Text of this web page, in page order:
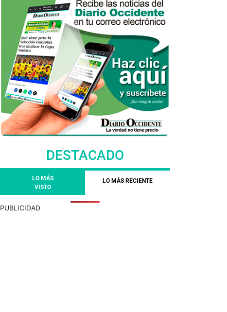
DESTACADO
LO MÁS
VISTO
LO MÁS RECIENTE
PUBLICIDAD